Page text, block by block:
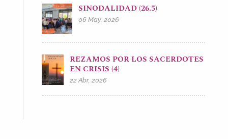
SINODALIDAD (26.5)
06 May, 2026
REZAMOS POR LOS SACERDOTES
EN CRISIS (4)
22 Abr, 2026